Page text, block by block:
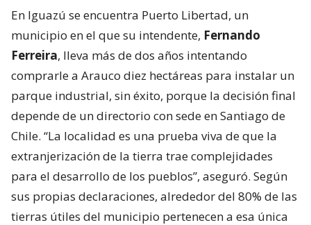
En Iguazú se encuentra Puerto Libertad, un
municipio en el que su intendente, Fernando
Ferreira, lleva más de dos años intentando
comprarle a Arauco diez hectáreas para instalar un
parque industrial, sin éxito, porque la decisión final
depende de un directorio con sede en Santiago de
Chile. “La localidad es una prueba viva de que la
extranjerización de la tierra trae complejidades
para el desarrollo de los pueblos”, aseguró. Según
sus propias declaraciones, alrededor del 80% de las
tierras útiles del municipio pertenecen a esa única